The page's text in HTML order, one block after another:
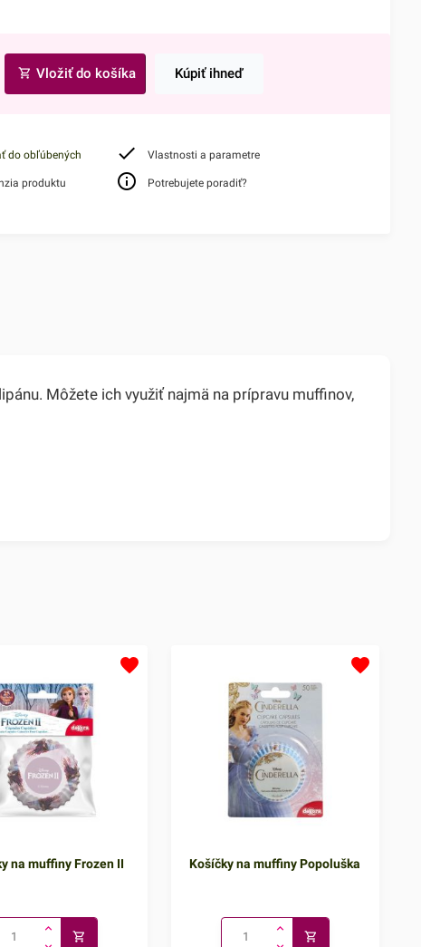
Vložiť do košíka Kúpiť ihneď
do obľúbených Vlastnosti a parametre
produktu Potrebujete poradiť?
Môžete ich využiť najmä na prípravu muffinov,
na muffiny Frozen II Košíčky na muffiny Popoluška